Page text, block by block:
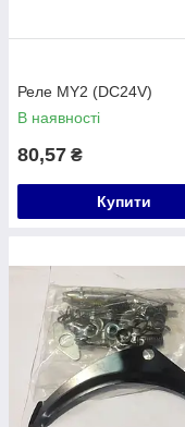
Реле MY2 (DC24V)
В наявності
80,57 ₴
Купити